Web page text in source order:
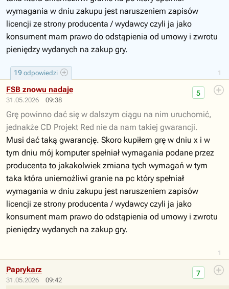
1
19 odpowiedzi
wymagania w dniu zakupu jest naruszeniem zapisów
licencji ze strony producenta / wydawcy czyli ja jako
konsument mam prawo do odstąpienia od umowy i zwrotu
pieniędzy wydanych na zakup gry.
31.05.2026 09:38
1
5
FSB znowu nadaje
Grę powinno dać się w dalszym ciągu na nim uruchomić,
jednakże CD Projekt Red nie da nam takiej gwarancji.
Musi dać taką gwarancję. Skoro kupiłem grę w dniu x i w
tym dniu mój komputer spełniał wymagania podane przez
producenta to jakakolwiek zmiana tych wymagań w tym
taka która uniemożliwi granie na pc który spełniał
wymagania w dniu zakupu jest naruszeniem zapisów
licencji ze strony producenta / wydawcy czyli ja jako
konsument mam prawo do odstąpienia od umowy i zwrotu
pieniędzy wydanych na zakup gry.
31.05.2026 09:42
7
Paprykarz